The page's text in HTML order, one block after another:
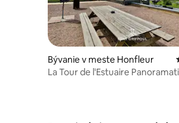
Bývanie v meste Honfleur
La Tour de l'Estuaire